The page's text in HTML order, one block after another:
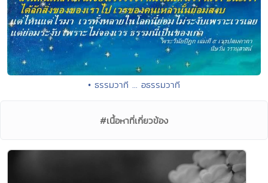
• ธรรมวาที ... อธรรมวาที
#เนื้อหาที่เกี่ยวข้อง